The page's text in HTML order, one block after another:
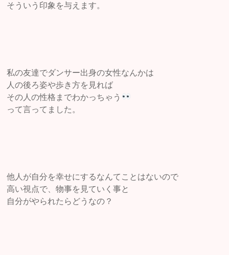
そういう印象を与えます。
私の友達でダンサー出身の女性なんかは
人の後ろ姿や歩き方を見れば
その人の性格までわかっちゃう
って言ってました。
他人が自分を幸せにするなんてことはないので
高い視点で、物事を見ていく事と
自分がやられたらどうなの？